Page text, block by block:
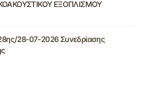
ΕΞΟΠΛΙΣΜΟΥ
28-07-2026 Συνεδρίασης